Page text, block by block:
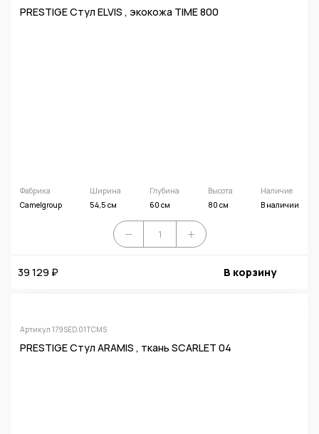
PRESTIGE Стул ELVIS , экокожа TIME 800
Фабрика
Camelgroup
Ширина
54,5 см
Глубина
60 см
Высота
80 см
Наличие
В наличии
39 129 ₽ В корзину
Артикул 179SED.01TCMS
PRESTIGE Стул ARAMIS , ткань SCARLET 04